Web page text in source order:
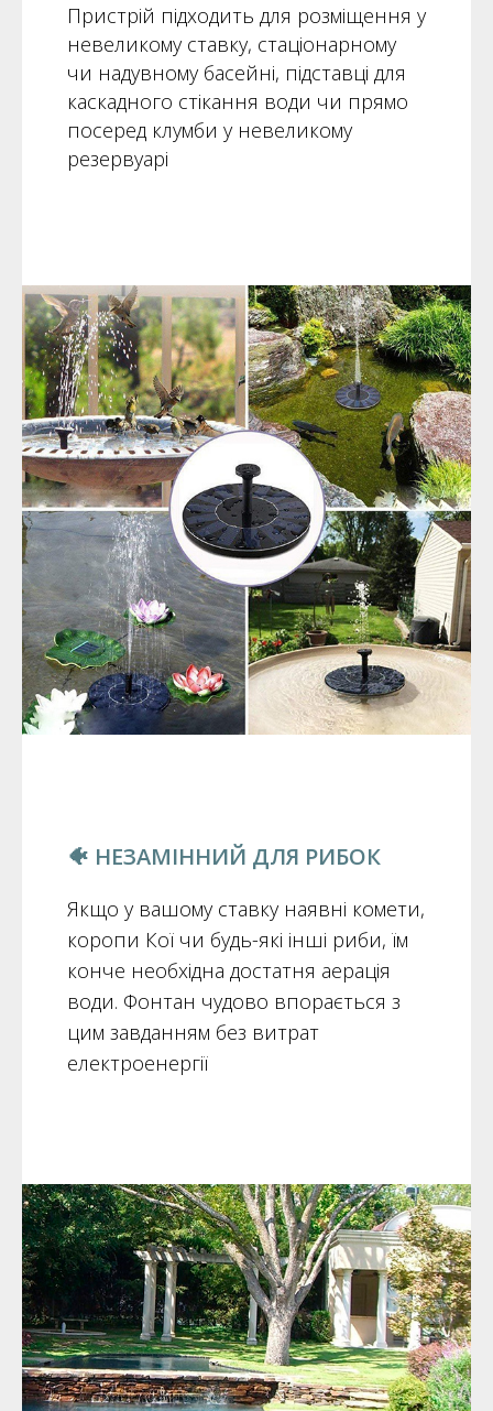
Пристрій підходить для розміщення у
невеликому ставку, стаціонарному
чи надувному басейні, підставці для
каскадного стікання води чи прямо
посеред клумби у невеликому
резервуарі
🐠 НЕЗАМІННИЙ ДЛЯ РИБОК
Якщо у вашому ставку наявні комети,
коропи Кої чи будь-які інші риби, їм
конче необхідна достатня аерація
води. Фонтан чудово впорається з
цим завданням без витрат
електроенергії